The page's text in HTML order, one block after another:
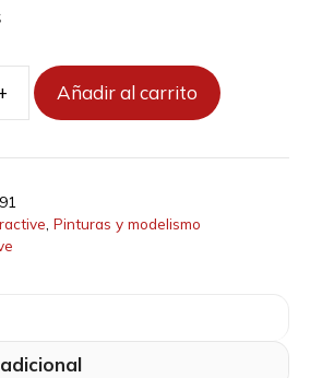
AK11126
Green-
17ml
Añadir al carrito
Pinturas y modelismo